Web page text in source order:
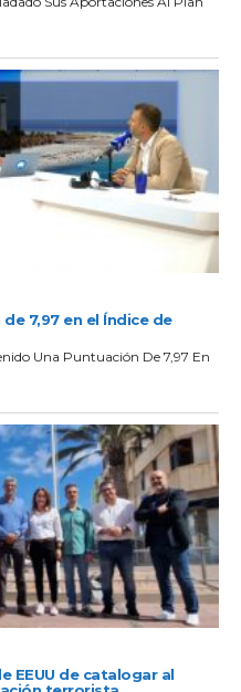
7,97 en el Índice de
Una Puntuación De 7,97 En
EEUU de catalogar al